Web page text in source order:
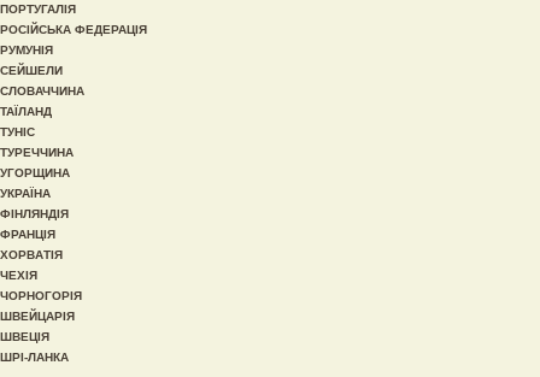
ПОРТУГАЛІЯ
РОСІЙСЬКА ФЕДЕРАЦІЯ
РУМУНІЯ
СЕЙШЕЛИ
СЛОВАЧЧИНА
ТАЇЛАНД
ТУНІС
ТУРЕЧЧИНА
УГОРЩИНА
УКРАЇНА
ФІНЛЯНДІЯ
ФРАНЦІЯ
ХОРВАТІЯ
ЧЕХІЯ
ЧОРНОГОРІЯ
ШВЕЙЦАРІЯ
ШВЕЦІЯ
ШРІ-ЛАНКА